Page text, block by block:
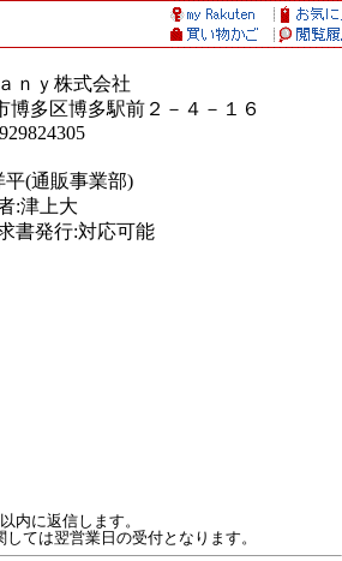
ｎｙ株式会社
博多区博多駅前２－４－１６
平(通販事業部)
:津上大
書発行:対応可能
内に返信します。
ては翌営業日の受付となります。